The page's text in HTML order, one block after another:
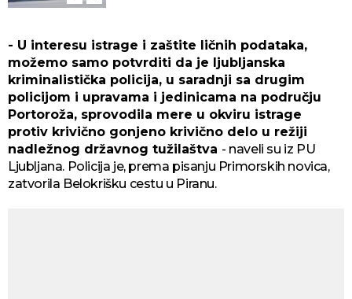
- U interesu istrage i zaštite ličnih podataka,
možemo samo potvrditi da je ljubljanska
kriminalistička policija, u saradnji sa drugim
policijom i upravama i jedinicama na području
Portoroža, sprovodila mere u okviru istrage
protiv krivično gonjeno krivično delo u režiji
nadležnog državnog tužilaštva - naveli su iz PU
Ljubljana. Policija je, prema pisanju Primorskih novica,
zatvorila Belokrišku cestu u Piranu.